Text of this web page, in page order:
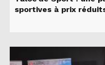
sportives à prix